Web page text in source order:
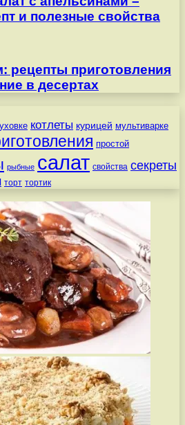
и полезные свойства
рецепты приготовления
в десертах
котлеты курицей мультиварке
простой
рыбные салат свойства секреты
торт тортик